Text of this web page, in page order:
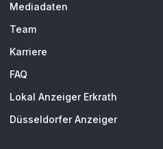
Mediadaten
Team
Karriere
FAQ
Lokal Anzeiger Erkrath
Düsseldorfer Anzeiger